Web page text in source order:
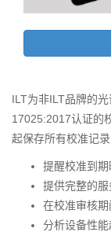
ILT为非ILT品牌的
17025:2017认证的
起保存所有校准记
提醒校准到期
提供完整的服
在校准审核期
分析设备性能